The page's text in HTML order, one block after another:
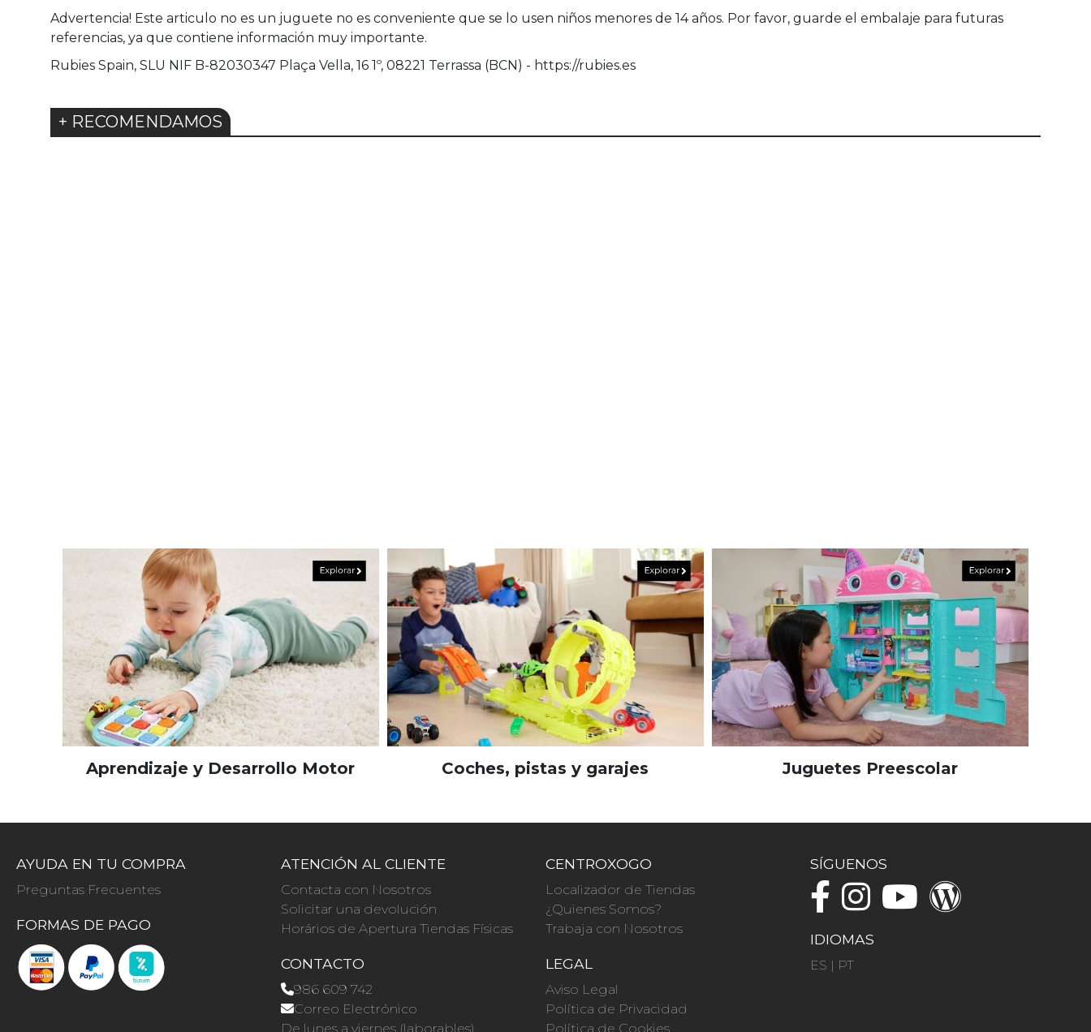
Advertencia! Este articulo no es un juguete no es conveniente que se lo usen niños menores de 14 años. Por favor, guarde el embalaje para futuras
referencias, ya que contiene información muy importante.
Rubies Spain, SLU NIF B-82030347 Plaça Vella, 16 1º, 08221 Terrassa (BCN) - https://rubies.es
+ RECOMENDAMOS
Aprendizaje y Desarrollo Motor Coches, pistas y garajes Juguetes Preescolar
AYUDA EN TU COMPRA
Preguntas Frecuentes
FORMAS DE PAGO
ATENCIÓN AL CLIENTE
Contacta con Nosotros
Solicitar una devolución
Horários de Apertura Tiendas Físicas
CONTACTO
986 609 742
Correo Electrónico
De lunes a viernes (laborables)
CENTROXOGO
Localizador de Tiendas
¿Quienes Somos?
Trabaja con Nosotros
LEGAL
Aviso Legal
Política de Privacidad
Política de Cookies
SÍGUENOS
IDIOMAS
ES | PT